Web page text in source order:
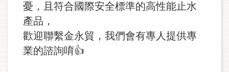
憂，且符合國際安全標準的高性能止水
產品，
歡迎聯繫金永貿，我們會有專人提供專
業的諮詢唷👍